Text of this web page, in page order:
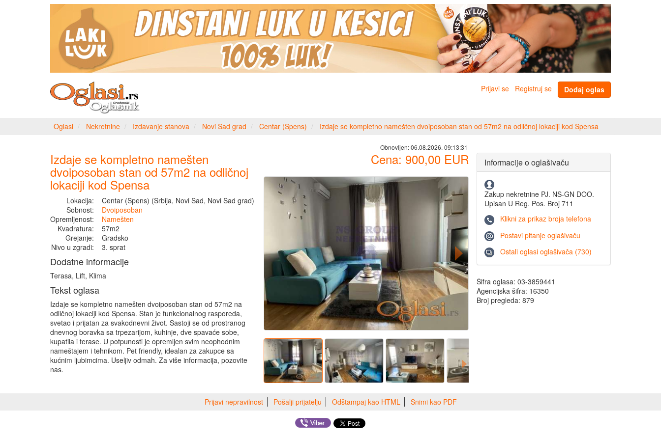
Prijavi se Registruj se Dodaj oglas
Oglasi Nekretnine Izdavanje stanova Novi Sad grad Centar (Spens) Izdaje se kompletno namešten dvoiposoban stan od 57m2 na odličnoj lokaciji kod Spensa
Izdaje se kompletno namešten
dvoiposoban stan od 57m2 na odličnoj
lokaciji kod Spensa
Lokacija:
Centar (Spens) (Srbija, Novi Sad, Novi Sad grad)
Sobnost:
Dvoiposoban
Opremljenost:
Namešten
Kvadratura:
57m2
Grejanje:
Gradsko
Nivo u zgradi:
3. sprat
Dodatne informacije
Terasa, Lift, Klima
Tekst oglasa
Izdaje se kompletno namešten dvoiposoban stan od 57m2 na
odličnoj lokaciji kod Spensa. Stan je funkcionalnog rasporeda,
svetao i prijatan za svakodnevni život. Sastoji se od prostranog
dnevnog boravka sa trpezarijom, kuhinje, dve spavaće sobe,
kupatila i terase. U potpunosti je opremljen svim neophodnim
nameštajem i tehnikom. Pet friendly, idealan za zakupce sa
kućnim ljubimcima. Useljiv odmah. Za više informacija, pozovite
nas.
Obnovljen:06.08.2026. 09:13:31
Cena: 900,00 EUR Informacije o oglašivaču
Zakup nekretnine PJ. NS-GN DOO.
Upisan U Reg. Pos. Broj 711
Klikni za prikaz broja telefona
Postavi pitanje oglašivaču
Ostali oglasi oglašivača (730)
Šifra oglasa: 03-3859441
Agencijska šifra: 16350
Broj pregleda: 879
Prijavi nepravilnost Pošalji prijatelju Odštampaj kao HTML Snimi kao PDF